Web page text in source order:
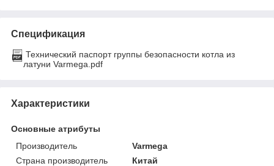
Спецификация
Технический паспорт группы безопасности котла из
латуни Varmega.pdf
Характеристики
Основные атрибуты
Производитель
Varmega
Страна производитель
Китай